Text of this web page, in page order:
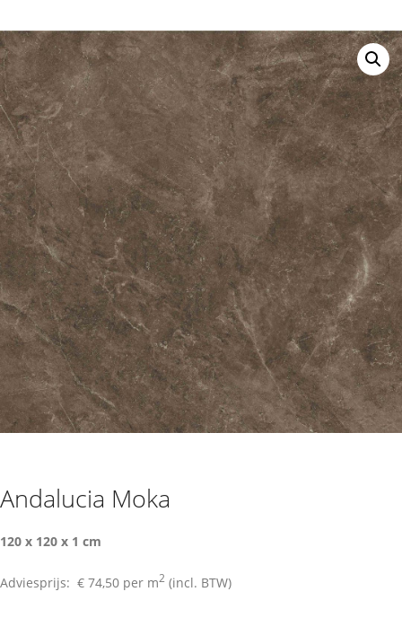
Andalucia Moka
120 x 120 x 1 cm
Adviesprijs: € 74,50 per m2 (incl. BTW)